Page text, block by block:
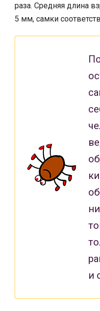
раза. Средняя длина
5 мм, самки
и